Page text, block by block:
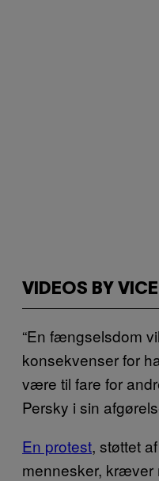
VIDEOS BY VICE
“En fængselsdom
konsekvenser for
være til fare for
Persky i sin
En protest, støttet
mennesker, kræver